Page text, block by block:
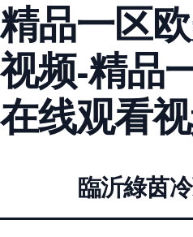
精品一区
视频-精品
在线观看
臨沂綠茵